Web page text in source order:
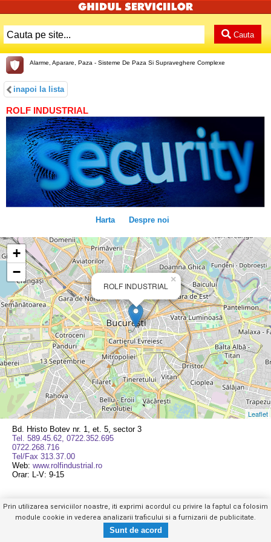
Cauta
Alarme, Aparare, Paza - Sisteme De Paza Si Supraveghere Complexe
inapoi la lista
ROLF INDUSTRIAL
Harta Despre noi
ROLF INDUSTRIAL
×
+
−
Leaflet
Bd. Hristo Botev nr. 1, et. 5, sector 3
Tel. 589.45.62, 0722.352.695
0722.268.716
Tel/Fax 313.37.00
Web: www.rolfindustrial.ro
Orar: L-V: 9-15
Tel. 589.45.62,
Trimite mesaj privat
Web|Anuntul Telefonic
Prin utilizarea serviciilor noastre, iti exprimi acordul cu privire la faptul ca folosim
module cookie in vederea analizarii traficului si a furnizarii de publicitate.